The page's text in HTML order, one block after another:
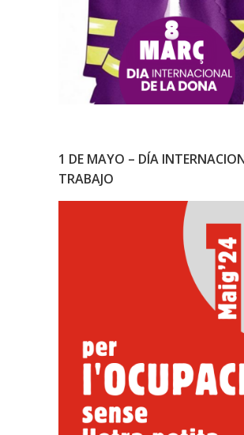
1 DE MAYO – DÍA
TRABAJO